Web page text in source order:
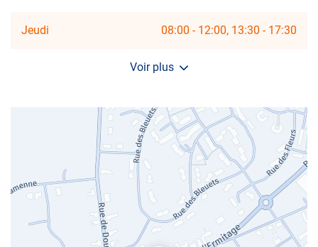
Horaires
Jeudi 08:00 - 12:00 13:30 - 17:30
Voir plus
et
d'ouverture
du
centre
AUTOSUR
MAUBEUGE